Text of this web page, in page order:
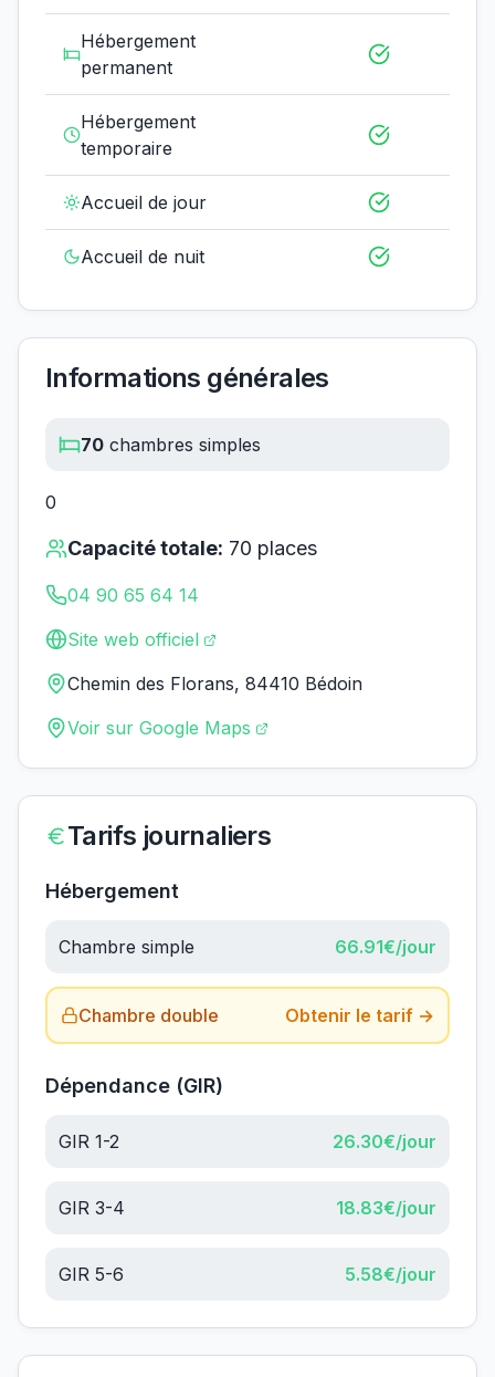
Hébergement
permanent
Hébergement
temporaire
Accueil de jour
Accueil de nuit
Informations générales
70 chambres simples
0
Capacité totale: 70 places
04 90 65 64 14
Site web officiel
Chemin des Florans, 84410 Bédoin
Voir sur Google Maps
Tarifs journaliers
Hébergement
Chambre simple 66.91€/jour
Chambre double Obtenir le tarif →
Dépendance (GIR)
GIR 1-2 26.30€/jour
GIR 3-4 18.83€/jour
GIR 5-6 5.58€/jour